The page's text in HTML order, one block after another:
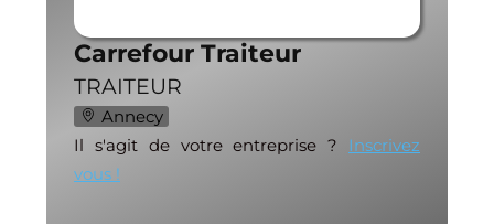
Carrefour Traiteur
TRAITEUR
Annecy
Il s'agit de votre entreprise ? Inscrivez
vous !